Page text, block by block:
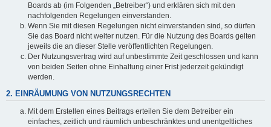
Boards ab (im Folgenden „Betreiber“) und erklären sich mit den
nachfolgenden Regelungen einverstanden.
Wenn Sie mit diesen Regelungen nicht einverstanden sind, so dürfen
Sie das Board nicht weiter nutzen. Für die Nutzung des Boards gelten
jeweils die an dieser Stelle veröffentlichten Regelungen.
Der Nutzungsvertrag wird auf unbestimmte Zeit geschlossen und kann
von beiden Seiten ohne Einhaltung einer Frist jederzeit gekündigt
werden.
2. EINRÄUMUNG VON NUTZUNGSRECHTEN
Mit dem Erstellen eines Beitrags erteilen Sie dem Betreiber ein
einfaches, zeitlich und räumlich unbeschränktes und unentgeltliches